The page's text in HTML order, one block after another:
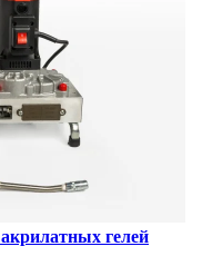
гелей